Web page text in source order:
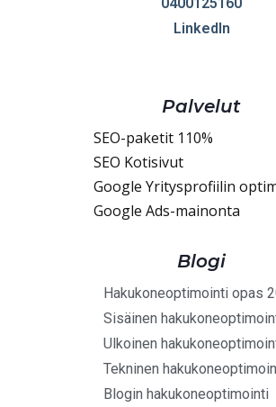
LinkedIn
Palvelut
SEO-paketit 110%
SEO Kotisivut
Google Yritysprofiilin
Google Ads-mainonta
Blogi
Hakukoneoptimointi opas
Sisäinen
Ulkoinen
Tekninen
Blogin hakukoneoptimointi